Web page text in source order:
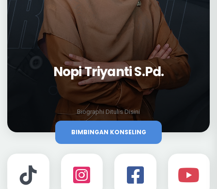
Nopi Triyanti S.Pd.
Biographi Ditulis Disini
BIMBINGAN KONSELING